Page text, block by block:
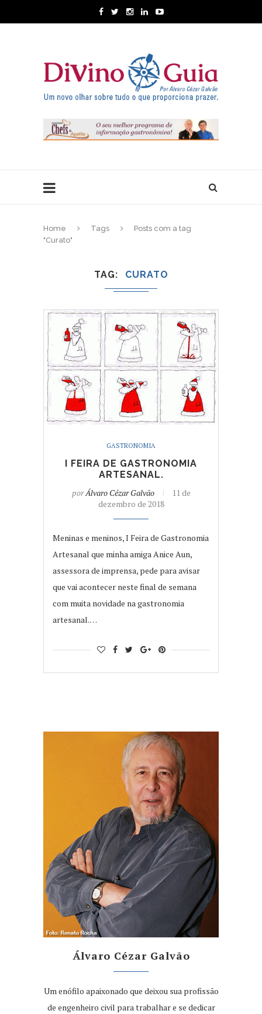
Home Tags
Posts com a tag
"Curato"
TAG CURATO
GASTRONOMIA
I FEIRA DE GASTRONOMIA
ARTESANAL.
porÁlvaro Cézar Galvão
11 de
dezembro de 2018
Meninas e meninos, I Feira de Gastronomia
Artesanal que minha amiga Anice Aun,
assessora de imprensa, pede para avisar
que vai acontecer neste final de semana
com muita novidade na gastronomia
artesanal.…
Álvaro Cézar Galvão
Um enófilo apaixonado que deixou sua profissão
de engenheiro civil para trabalhar e se dedicar